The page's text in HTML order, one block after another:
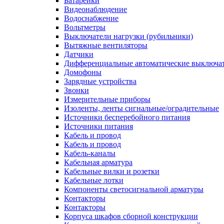
Видеонаблюдение
Водоснабжение
Вольтметры
Выключатели нагрузки (рубильники)
Вытяжные вентиляторы
Датчики
Дифференциальные автоматические
Домофоны
Зарядные устройства
Звонки
Измерительные приборы
Изоленты, ленты сигнальные/оградительные
Источники бесперебойного питания
Источники питания
Кабель и провод
Кабель и провод
Кабель-каналы
Кабельная арматура
Кабельные вилки и розетки
Кабельные лотки
Компоненты светосигнальной арматуры
Контакторы
Контакторы
Корпуса шкафов сборной конструкции